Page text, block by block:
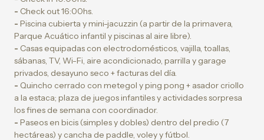
- Check out 16:00hs.
- Piscina cubierta y mini-jacuzzin (a partir de la primavera,
Parque Acuático infantil y piscinas al aire libre).
- Casas equipadas con electrodomésticos, vajilla, toallas,
sábanas, TV, Wi-Fi, aire acondicionado, parrilla y garage
privados, desayuno seco + facturas del día.
- Quincho cerrado con metegol y ping pong + asador criollo
a la estaca; plaza de juegos infantiles y actividades sorpresa
los fines de semana con coordinador.
- Paseos en bicis (simples y dobles) dentro del predio (7
hectáreas) y cancha de paddle, voley y fútbol.